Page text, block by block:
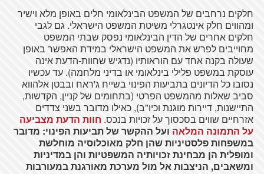
חלקים נרחבים של המשפט הבינלאומי חלים באופן מלא וישיר
ומהווים חלק אינטגרלי משיטת המשפט הישראלי. גם לגבי
חלקים אחרים של הדין הבינלאומי נפסק שבתי המשפט
מחוייבים לפרש את המשפט הישראלי במידת האפשר באופן
שעולה בקנה אחד עם הוראותיו (נדגיש שחוות-הדעת אינה
עוסקת במשפט פלילי בינלאומי או בדיני מלחמה). עד עכשיו
נסובו כל הדיונים בתביעות הפינוי בשייח ג'ראח ובבטן אלהווא
סביב שאלות מהמשפט הפרטי (בתחומים של קניין, הקדשות,
התיישנות, דיירות מוגנת וכיו"ב), כאילו מדובר בשני צדדים
אזרחיים שווים בסכסוך על זכויות בנכס. חוות הדעת מצביעה
על התמונה המלאה ועל ההקשר של תביעות הפינוי: מדובר
במשפחות פלסטיניות שהן חלק מאוכלוסיה מוחלשת
ומופלית הן מבחינת זכויותיה המשפטיות והן במדיניות
ומשאבים, הניצבות אל מול מערכת מאורגנת במעורבות